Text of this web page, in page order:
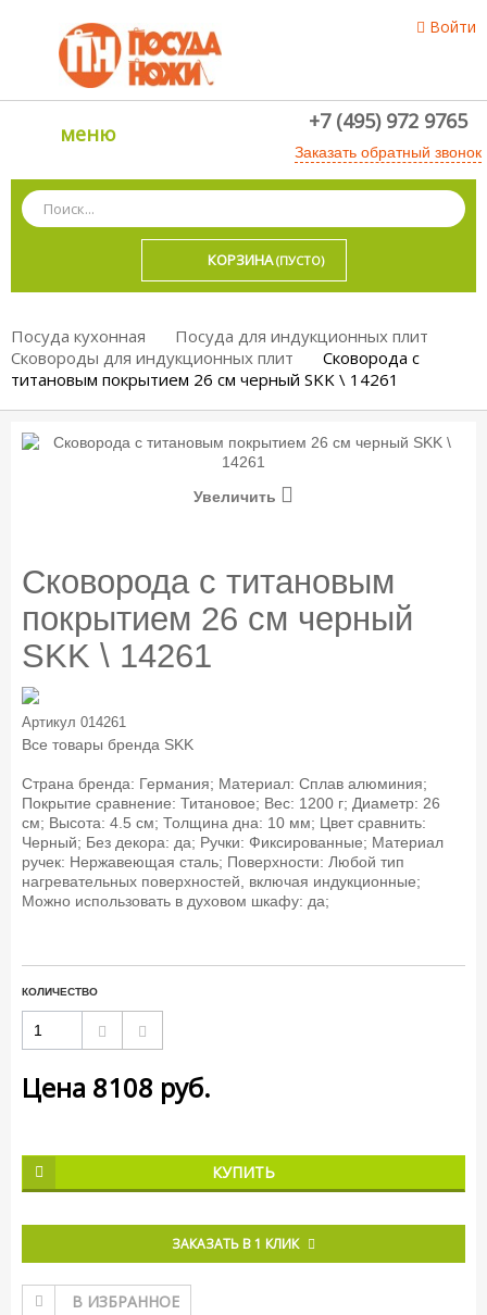
Войти
меню +7 (495) 972 9765
Заказать обратный звонок
КОРЗИНА (ПУСТО)
Посуда кухонная
Посуда для индукционных плит
Сковороды для индукционных плит
Сковорода с
титановым покрытием 26 см черный SKK \ 14261
Увеличить
Сковорода с титановым
покрытием 26 см черный
SKK \ 14261
Артикул 014261
Все товары бренда SKK
Страна бренда: Германия; Материал: Сплав алюминия;
Покрытие сравнение: Титановое; Вес: 1200 г; Диаметр: 26
см; Высота: 4.5 см; Толщина дна: 10 мм; Цвет сравнить:
Черный; Без декора: да; Ручки: Фиксированные; Материал
ручек: Нержавеющая сталь; Поверхности: Любой тип
нагревательных поверхностей, включая индукционные;
Можно использовать в духовом шкафу: да;
КОЛИЧЕСТВО
Цена 8108 руб.
КУПИТЬ
ЗАКАЗАТЬ В 1 КЛИК
В ИЗБРАННОЕ